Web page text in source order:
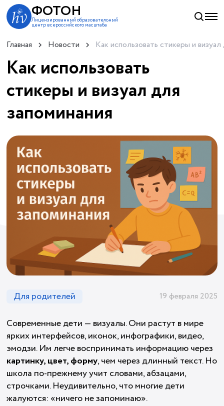
ФОТОН
Лицензированный образовательный
центр всероссийского масштаба
Главная Новости Как использовать стикеры и
Как использовать
стикеры и визуал для
запоминания
Для родителей 19 февраля 2025
Современные дети — визуалы. Они растут в мире
ярких интерфейсов, иконок, инфографики, видео,
эмодзи. Им легче воспринимать информацию через
картинку, цвет, форму, чем через длинный текст. Но
школа по-прежнему учит словами, абзацами,
строчками. Неудивительно, что многие дети
жалуются: «ничего не запоминаю».